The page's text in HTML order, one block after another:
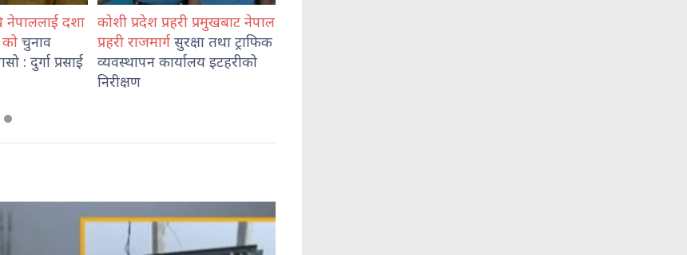
कोशी प्रदेश प्रहरी प्रमुखबाट नेपाल
प्रहरी राजमार्ग
सुरक्षा तथा ट्राफिक
व्यवस्थापन कार्यालय इटहरीको
भेडेटारबाट ६४७ किलो गाँजासहित
दुई जना पक्राउ